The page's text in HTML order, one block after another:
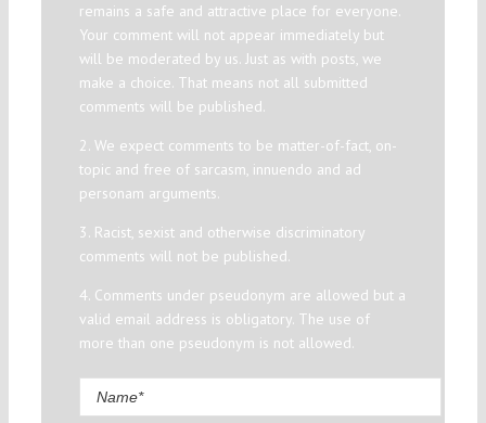
remains a safe and attractive place for everyone.
Your comment will not appear immediately but
will be moderated by us. Just as with posts, we
make a choice. That means not all submitted
comments will be published.
2. We expect comments to be matter-of-fact, on-
topic and free of sarcasm, innuendo and ad
personam arguments.
3. Racist, sexist and otherwise discriminatory
comments will not be published.
4. Comments under pseudonym are allowed but a
valid email address is obligatory. The use of
more than one pseudonym is not allowed.